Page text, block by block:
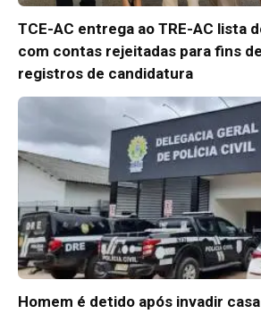
TCE-AC entrega ao TRE-AC lista
com contas rejeitadas para fins
registros de candidatura
Homem é detido após invadir